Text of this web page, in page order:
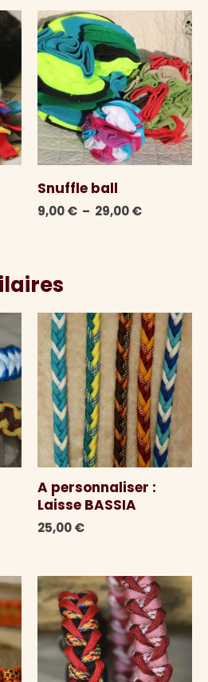
€
Snuffle ball
9,00€ – 29,00€Plage
€
€
A personnaliser :
Laisse BASSIA
25,00€